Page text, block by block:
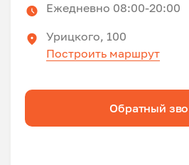
Ежедневно 08:00-20:00
Урицкого, 100
Построить маршрут
Обратный